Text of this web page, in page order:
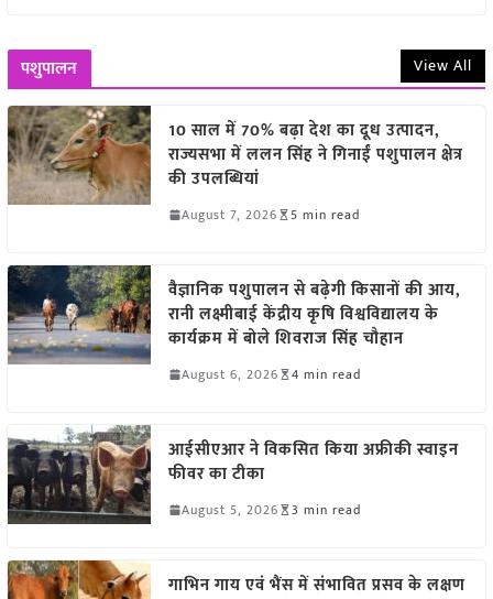
पशुपालन View All
10 साल में 70% बढ़ा देश का दूध उत्पादन,
राज्यसभा में ललन सिंह ने गिनाईं पशुपालन क्षेत्र
की उपलब्धियां
August 7, 2026 5 min read
वैज्ञानिक पशुपालन से बढ़ेगी किसानों की आय,
रानी लक्ष्मीबाई केंद्रीय कृषि विश्वविद्यालय के
कार्यक्रम में बोले शिवराज सिंह चौहान
August 6, 2026 4 min read
आईसीएआर ने विकसित किया अफ्रीकी स्वाइन
फीवर का टीका
August 5, 2026 3 min read
गाभिन गाय एवं भैंस में संभावित प्रसव के लक्षण